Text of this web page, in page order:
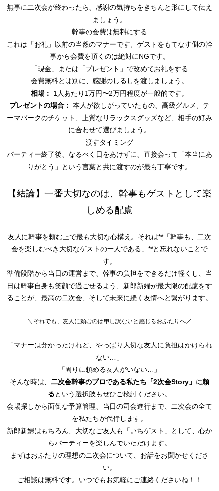
無事に二次会が終わったら、感謝の気持ちをきちんと形にして伝え
ましょう。
幹事の会費は無料にする
これは「お礼」以前の当然のマナーです。ゲストをもてなす側の幹
事から会費を頂くのは絶対にNGです。
「現金」または「プレゼント」で改めてお礼をする
会費無料とは別に、感謝のしるしを渡しましょう。
相場：
1人あたり1万円〜2万円程度が一般的です。
プレゼントの場合： 本人が欲しがっていたもの、高級グルメ、テ
ーマパークのチケット、上質なリラックスグッズなど、相手の好み
に合わせて選びましょう。
渡すタイミング
パーティー終了後、なるべく日をあけずに、直接会って「本当にあ
りがとう」という言葉と共に渡すのが最も丁寧です。
【結論】一番大切なのは、幹事もゲストとして楽
しめる配慮
友人に幹事を頼む上で最も大切な心構え。それは**「幹事も、二次
会を楽しむべき大切なゲストの一人である」**と忘れないことで
す。
準備段階から当日の運営まで、幹事の負担をできるだけ軽くし、当
日は幹事自身も笑顔で過ごせるよう、新郎新婦が最大限の配慮をす
ることが、最高の二次会、そして未来に続く友情へと繋がります。
＼それでも、友人に頼むのは申し訳ないと感じるおふたりへ／
「マナーは分かったけれど、やっぱり大切な友人に負担はかけられ
ない…」
「周りに頼める友人がいない…」
そんな時は、 二次会幹事のプロである私たち「2次会Story」に頼
るという選択肢もぜひご検討ください。
会場探しから面倒な予算管理、当日の司会進行まで、二次会の全て
を私たちが代行します。
新郎新婦はもちろん、大切なご友人も「いちゲスト」として、心か
らパーティーを楽しんでいただけます。
まずはおふたりの理想の二次会について、お話をお聞かせくださ
い。
ご相談は無料です。いつでもお気軽にご連絡くださいね！！